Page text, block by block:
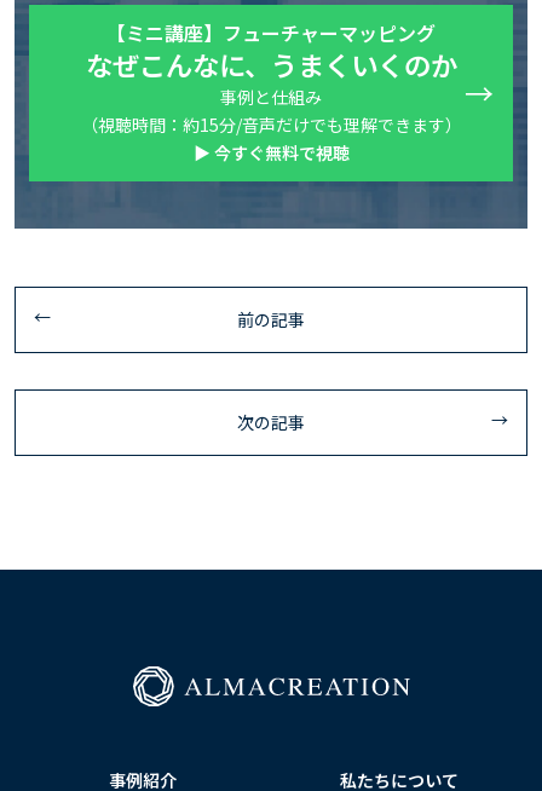
【ミニ講座】フューチャーマッピング
なぜこんなに、うまくいくのか
事例と仕組み
（視聴時間：約15分/音声だけでも理解できます）
▶ 今すぐ無料で視聴
前の記事
次の記事
事例紹介 私たちについて